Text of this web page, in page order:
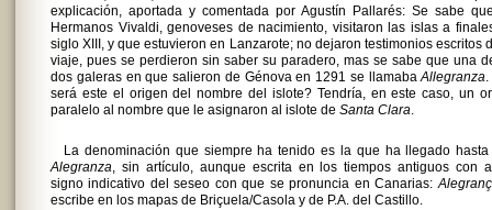
explicación, aportada y comentada por Agustín Pallarés: Se sabe
Hermanos Vivaldi, genoveses de nacimiento, visitaron las islas a
siglo XIII, y que estuvieron en Lanzarote; no dejaron testimonios escritos
viaje, pues se perdieron sin saber su paradero, mas se sabe que una
dos galeras en que salieron de Génova en 1291 se llamabaAllegranza
será este el origen del nombre del islote? Tendría, en este caso, un
paralelo al nombre que le asignaron al islote de Santa Clara.
La denominación que siempre ha tenido es la que ha llegado hasta
Alegranza, sin artículo, aunque escrita en los tiempos antiguos con
signo indicativo del seseo con que se pronuncia en Canarias:
escribe en los mapas de Briçuela/Casola y de P.A. del Castillo.